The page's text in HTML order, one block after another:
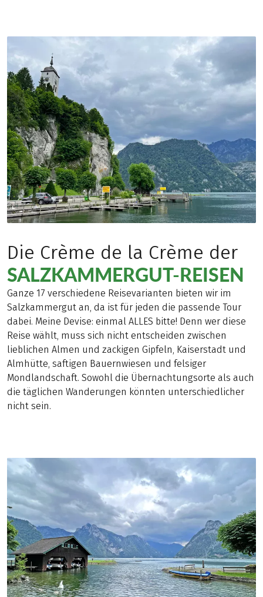
Die Crème de la Crème der
SALZKAMMERGUT-REISEN
Ganze 17 verschiedene Reisevarianten bieten wir im
Salzkammergut an, da ist für jeden die passende Tour
dabei. Meine Devise: einmal ALLES bitte! Denn wer diese
Reise wählt, muss sich nicht entscheiden zwischen
lieblichen Almen und zackigen Gipfeln, Kaiserstadt und
Almhütte, saftigen Bauernwiesen und felsiger
Mondlandschaft. Sowohl die Übernachtungsorte als auch
die täglichen Wanderungen könnten unterschiedlicher
nicht sein.